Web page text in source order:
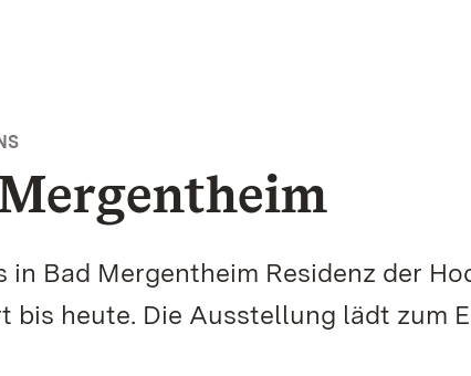
Bad Mergentheim Residenz der
bis heute. Die Ausstellung lädt zum